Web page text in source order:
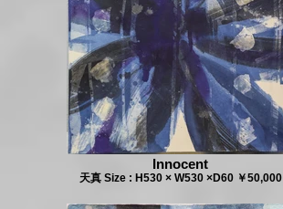
Innocent
天真 Size : H530 × W530 ×D60 ￥50,000